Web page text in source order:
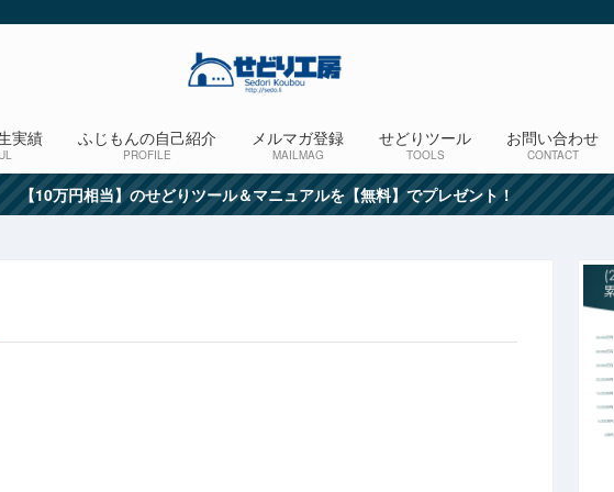
実績 ふじもんの自己紹介
PROFILE
メルマガ登録
MAILMAG
せどりツール
TOOLS
お問い合わせ
CONTACT
【10万円相当】のせどりツール＆マニュアルを【無料】でプレゼント！